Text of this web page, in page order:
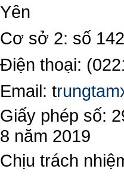
Yên
Cơ sở 2: số
Điện thoại:
Email: t
Giấy phép số:
8 năm 2019
Chịu trách